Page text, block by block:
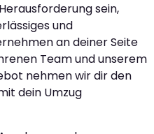
sein,
und
an deiner Seite
Team und unserem
nehmen wir dir den
dein Umzug